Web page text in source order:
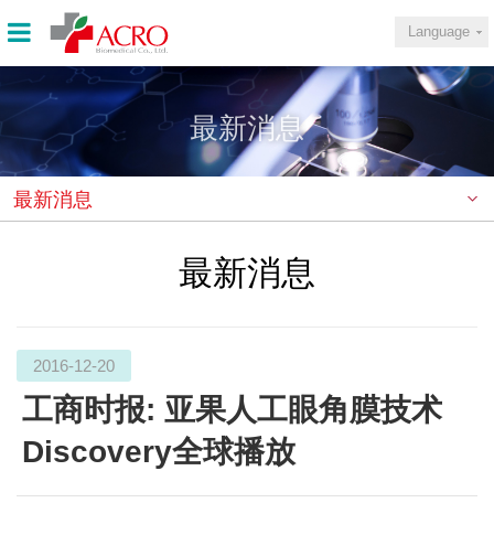
Language
最新消息
最新消息
最新消息
2016-12-20
工商时报: 亚果人工眼角膜技术
Discovery全球播放